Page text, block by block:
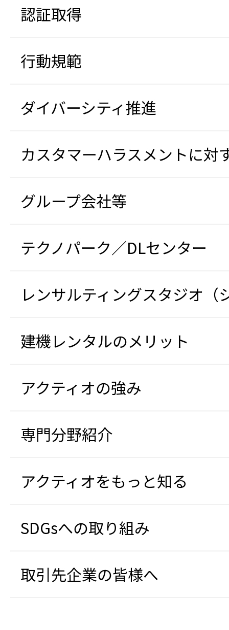
認証取得
行動規範
ダイバーシティ推進
カスタマーハラスメントに対
グループ会社等
テクノパーク／DLセンター
レンサルティングスタジオ（
建機レンタルのメリット
アクティオの強み
専門分野紹介
アクティオをもっと知る
SDGsへの取り組み
取引先企業の皆様へ